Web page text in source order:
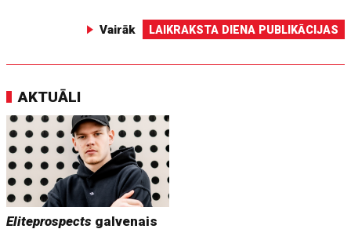
Vairāk LAIKRAKSTA DIENA PUBLIKĀCIJAS
AKTUĀLI
Eliteprospects galvenais